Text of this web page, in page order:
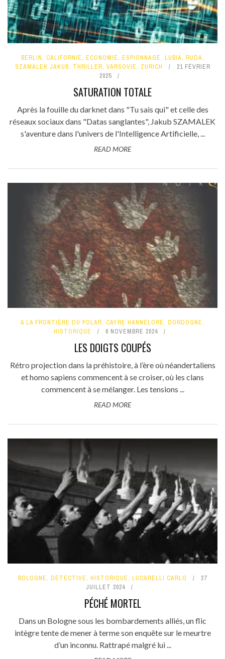
BERLIN, CALIFORNIE, ECONOMIE, ESPIONNAGE, LUBIA, RUDA,
SZAMALEK JAKUB, THRILLER, VARSOVIE, ZURICH
21 FÉVRIER
2025
SATURATION TOTALE
Après la fouille du darknet dans "Tu sais qui" et celle des
réseaux sociaux dans "Datas sanglantes", Jakub SZAMALEK
s'aventure dans l'univers de l'Intelligence Artificielle, ...
READ MORE
A LA FRONTIÈRE DU POLAR, CAYRE HANNELORE, DORDOGNE,
HISTORIQUE
6 NOVEMBRE 2024
LES DOIGTS COUPÉS
Rétro projection dans la préhistoire, à l’ère où néandertaliens
et homo sapiens commencent à se croiser, où les clans
commencent à se mélanger. Les tensions ...
READ MORE
BOLOGNE, DÉTECTIVE, HISTORIQUE, LUCARELLI CARLO
27
JUILLET 2024
PÉCHÉ MORTEL
Dans un Bologne sous les bombardements alliés, un flic
intègre tente de mener à terme son enquête sur le meurtre
d’un inconnu. Rattrapé malgré lui ...